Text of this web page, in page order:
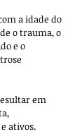
a idade do
o trauma, o
e o
em
ativos.